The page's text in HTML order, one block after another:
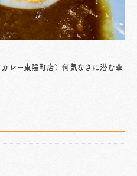
レー東陽町店）何気なさに潜む尊